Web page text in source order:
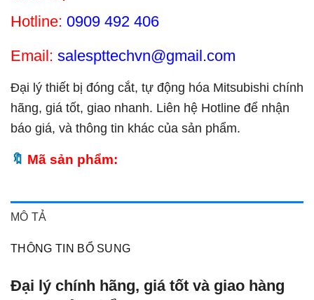
Hotline: 0909 492 406
Email: salespttechvn@gmail.com
Đại lý thiết bị đóng cắt, tự động hóa Mitsubishi chính
hãng, giá tốt, giao nhanh. Liên hệ Hotline để nhận
báo giá, và thông tin khác của sản phẩm.
Mã sản phẩm:
MÔ TẢ
THÔNG TIN BỔ SUNG
Đại lý chính hãng, giá tốt và giao hàng